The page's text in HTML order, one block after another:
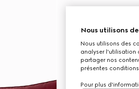
Nous utilisons
Nous utilisons des
analyser l'utilisation
partager nos
présentes
Pour plus